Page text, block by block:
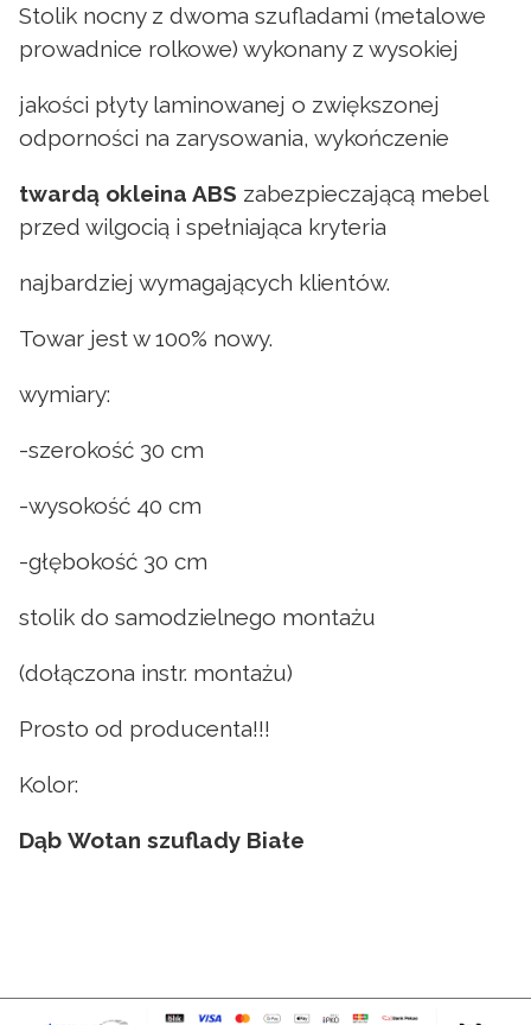
Stolik nocny z dwoma szufladami (metalowe
prowadnice rolkowe) wykonany z wysokiej
jakości płyty laminowanej o zwiększonej
odporności na zarysowania, wykończenie
twardą okleina ABS zabezpieczającą mebel
przed wilgocią i spełniająca kryteria
najbardziej wymagających klientów.
Towar jest w 100% nowy.
wymiary:
-szerokość 30 cm
-wysokość 40 cm
-głębokość 30 cm
stolik do samodzielnego montażu
(dołączona instr. montażu)
Prosto od producenta!!!
Kolor:
Dąb Wotan szuflady Białe